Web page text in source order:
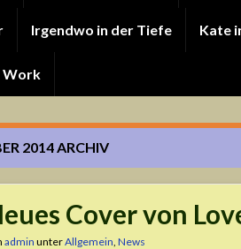
Irgendwo in der Tiefe Kate
Work
2014ARCHIV
Cover von
admin unterAllgemein, News